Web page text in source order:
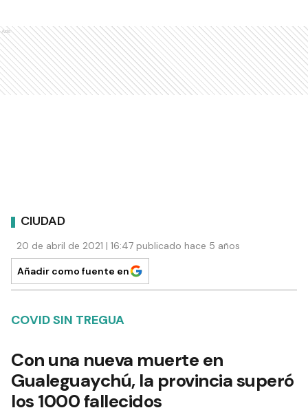
Ads
CIUDAD
20 de abril de 2021 | 16:47 publicado hace 5 años
Añadir como fuente en
COVID SIN TREGUA
Con una nueva muerte en
Gualeguaychú, la provincia superó
los 1000 fallecidos